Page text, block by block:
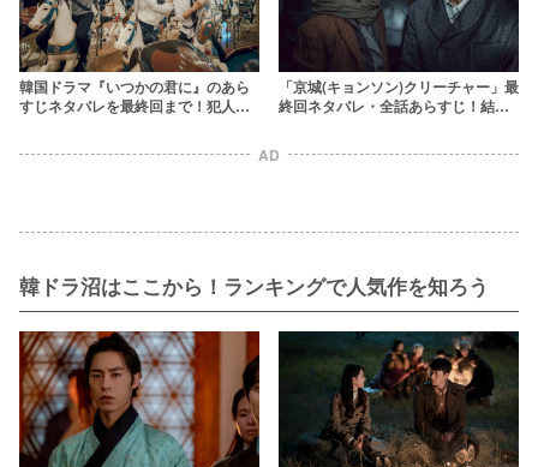
韓国ドラマ『いつかの君に』のあら
すじネタバレを最終回まで！犯人の
「京城(キョンソン)クリーチャー」最
終回ネタバレ・全話あらすじ！結末
AD
韓ドラ沼はここから！ランキングで人気作を知ろう